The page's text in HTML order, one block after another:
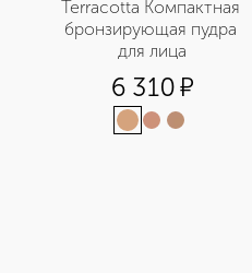
Terracotta Компактная
бронзирующая пудра
для лица
6 310¤